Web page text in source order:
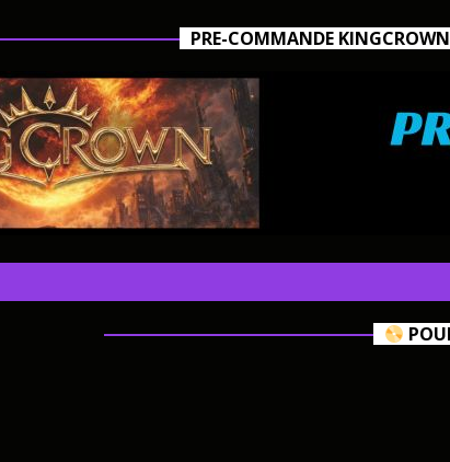
PRE-COMMANDE